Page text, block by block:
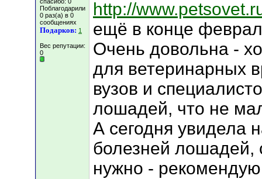
Поблагодарили
0 раз(а) в 0
сообщениях
Подарков: 1
Вес репутации:
0
http://
ещё в конце
Очень довольна -
для ветеринарных
вузов и
лошадей, что не
А сегодня увидела
болезней лошадей,
нужно -